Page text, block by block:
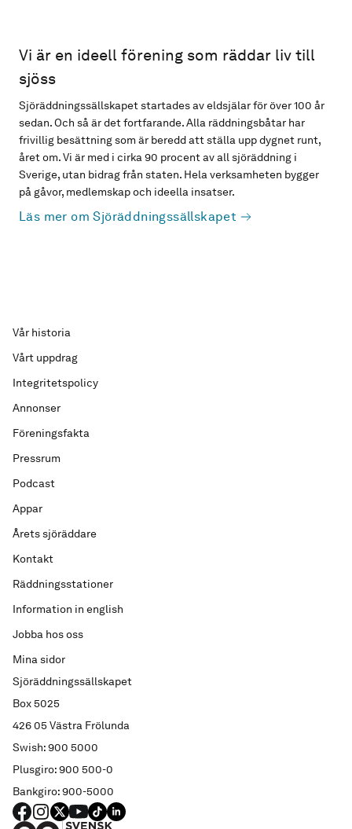
Vi är en ideell förening som räddar liv till
sjöss
Sjöräddningssällskapet startades av eldsjälar för över 100 år
sedan. Och så är det fortfarande. Alla räddningsbåtar har
frivillig besättning som är beredd att ställa upp dygnet runt,
året om. Vi är med i cirka 90 procent av all sjöräddning i
Sverige, utan bidrag från staten. Hela verksamheten bygger
på gåvor, medlemskap och ideella insatser.
Läs mer om Sjöräddningssällskapet
Sjöräddningssällskapet
Box 5025
426 05 Västra Frölunda
Swish: 900 5000
Plusgiro: 900 500-0
Bankgiro: 900-5000
Vår historia
Vårt uppdrag
Integritetspolicy
Annonser
Föreningsfakta
Pressrum
Podcast
Appar
Årets sjöräddare
Kontakt
Räddningsstationer
Information in english
Jobba hos oss
Mina sidor
FACEBOOK
Instagram
X YouTube
TIKTOKLINKED IN